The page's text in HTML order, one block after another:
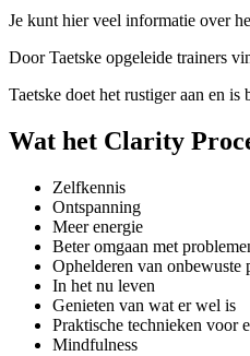
Je kunt hier veel informatie over
Door Taetske opgeleide trainers
Taetske doet het rustiger aan en
Wat het Clarity
Zelfkennis
Ontspanning
Meer energie
Beter omgaan met
Ophelderen van onbewuste
In het nu leven
Genieten van wat er wel is
Praktische technieken voor
Mindfulness